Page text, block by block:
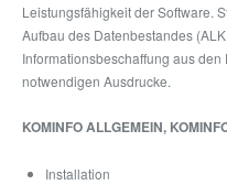
Leistungsfähigkeit der Software.
Aufbau des Datenbestandes
Informationsbeschaffung aus
notwendigen Ausdrucke.
KOMINFO ALLGEMEIN,
Installation